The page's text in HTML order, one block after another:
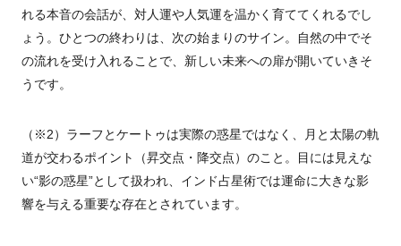
れる本音の会話が、対人運や人気運を温かく育ててくれるでし
ょう。ひとつの終わりは、次の始まりのサイン。自然の中でそ
の流れを受け入れることで、新しい未来への扉が開いていきそ
うです。
（※2）ラーフとケートゥは実際の惑星ではなく、月と太陽の軌
道が交わるポイント（昇交点・降交点）のこと。目には見えな
い“影の惑星”として扱われ、インド占星術では運命に大きな影
響を与える重要な存在とされています。